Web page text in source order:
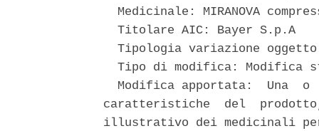
Medicinale: MIRANOVA
  Titolare AIC: Bayer S.p.A
Tipologia variazione
Tipo di modifica: Modifica
Modifica apportata:  Una  o
caratteristiche  del
illustrativo dei medicinali